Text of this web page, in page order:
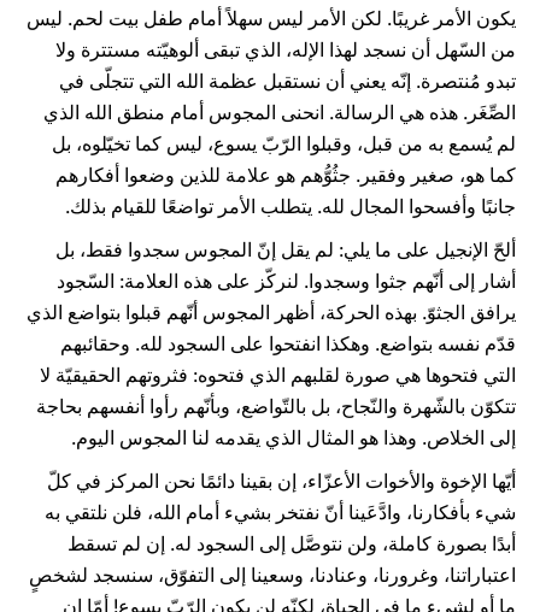
يكون الأمر غريبًا. لكن الأمر ليس سهلاً أمام طفل بيت لحم. ليس
من السّهل أن نسجد لهذا الإله، الذي تبقى ألوهيّته مستترة ولا
تبدو مُنتصرة. إنّه يعني أن نستقبل عظمة الله التي تتجلّى في
الصِّغَر. هذه هي الرسالة. انحنى المجوس أمام منطق الله الذي
لم يُسمع به من قبل، وقبلوا الرّبّ يسوع، ليس كما تخيّلوه، بل
كما هو، صغير وفقير. جثُوُّهم هو علامة للذين وضعوا أفكارهم
جانبًا وأفسحوا المجال لله. يتطلب الأمر تواضعًا للقيام بذلك.
ألحّ الإنجيل على ما يلي: لم يقل إنّ المجوس سجدوا فقط، بل
أشار إلى أنّهم جثوا وسجدوا. لنركّز على هذه العلامة: السّجود
يرافق الجثوّ. بهذه الحركة، أظهر المجوس أنّهم قبلوا بتواضع الذي
قدّم نفسه بتواضع. وهكذا انفتحوا على السجود لله. وحقائبهم
التي فتحوها هي صورة لقلبهم الذي فتحوه: فثروتهم الحقيقيّة لا
تتكوّن بالشّهرة والنّجاح، بل بالتّواضع، وبأنّهم رأوا أنفسهم بحاجة
إلى الخلاص. وهذا هو المثال الذي يقدمه لنا المجوس اليوم.
أيّها الإخوة والأخوات الأعزّاء، إن بقينا دائمًا نحن المركز في كلّ
شيء بأفكارنا، وادَّعَينا أنّ نفتخر بشيء أمام الله، فلن نلتقي به
أبدًا بصورة كاملة، ولن نتوصَّل إلى السجود له. إن لم تسقط
اعتباراتنا، وغرورنا، وعنادنا، وسعينا إلى التفوّق، سنسجد لشخصٍ
ما أو لشيءٍ ما في الحياة، لكنّه لن يكون الرّبّ يسوع! أمّا إن